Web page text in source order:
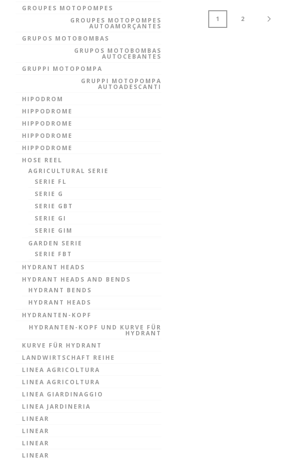
1 2
GROUPES MOTOPOMPES
GROUPES MOTOPOMPES
AUTOAMORÇANTES
GRUPOS MOTOBOMBAS
GRUPOS MOTOBOMBAS
AUTOCEBANTES
GRUPPI MOTOPOMPA
GRUPPI MOTOPOMPA
AUTOADESCANTI
HIPODROM
HIPPODROME
HIPPODROME
HIPPODROME
HIPPODROME
HOSE REEL
AGRICULTURAL SERIE
SERIE FL
SERIE G
SERIE GBT
SERIE GI
SERIE GIM
GARDEN SERIE
SERIE FBT
HYDRANT HEADS
HYDRANT HEADS AND BENDS
HYDRANT BENDS
HYDRANT HEADS
HYDRANTEN-KOPF
HYDRANTEN-KOPF UND KURVE FÜR
HYDRANT
KURVE FÜR HYDRANT
LANDWIRTSCHAFT REIHE
LINEA AGRICOLTURA
LINEA AGRICOLTURA
LINEA GIARDINAGGIO
LINEA JARDINERIA
LINEAR
LINEAR
LINEAR
LINEAR